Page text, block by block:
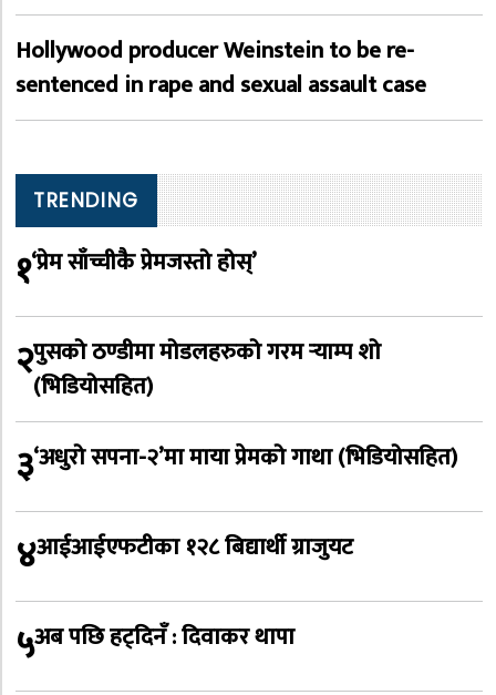
Hollywood producer Weinstein to be re-
sentenced in rape and sexual assault case
TRENDING
१‘प्रेम साँच्चीकै प्रेमजस्तो होस्’
२पुसको ठण्डीमा मोडलहरुको गरम र्‍याम्प शो
(भिडियोसहित)
३‘अधुरो सपना-२’मा माया प्रेमको गाथा (भिडियोसहित)
४आईआईएफटीका १२८ बिद्यार्थी ग्राजुयट
५अब पछि हट्दिनँ : दिवाकर थापा